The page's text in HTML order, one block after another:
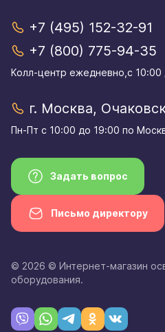
+7 (495) 152-32-91
+7 (800) 775-94-35
Колл-центр eжедневно,с
г. Москва,
Пн-Пт с 10:00 до 19:00 по
Задать вопрос
Письмо директору
© 2026 © Интернет-магазин
оборудования.